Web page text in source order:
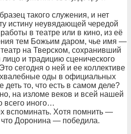
такого служения, и нет
истину неувядающей чередой
в театре или в кино, из её
тем Божьим даром, чье имя —
на Тверском, сохранивший
и традицию сценического
сегодня о ней и ее коллективе
хвалебные оды в официальных
то, что есть в самом деле?
на изломе веков и всей нашей
всего иного…
вспоминать. Хотя помнить —
что Доронина — победила.